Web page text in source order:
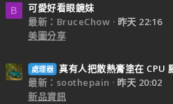
B
可愛好看眼鏡妹
最新：BruceChow
昨天 22:16
美圖分享
處理器 真有人把散熱膏塗在 CPU
最新：soothepain
昨天 20:02
新品資訊